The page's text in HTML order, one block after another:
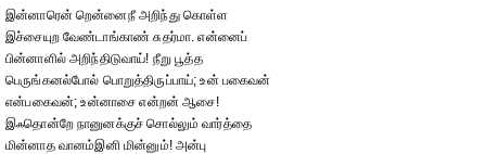
இன்னாரென் றென்னைநீ அறிந்து கொள்ள
இச்சையுற வேண்டாங்காண் சுதர்மா. என்னைப்
பின்னாளில் அறிந்திடுவாய்! நீறு பூத்த
பெருங்கனல்போல் பொறுத்திருப்பாய்; உன் பகைவன்
என்பகைவன்; உன்னாசை என்றன் ஆசை!
இஃதொன்றே நானுனக்குச் சொல்லும் வார்த்தை
மின்னாத வானம்இனி மின்னும்! அன்பு